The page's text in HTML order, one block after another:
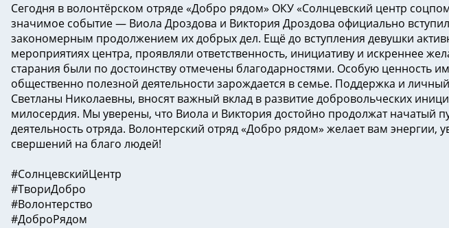
Сегодня в волонтёрском отряде «Добро рядом» ОКУ «Солнцевский центр
значимое событие — Виола Дроздова и Виктория Дроздова официально
закономерным продолжением их добрых дел. Ещё до вступления девушки
мероприятиях центра, проявляли ответственность, инициативу и искреннее
старания были по достоинству отмечены благодарностями. Особую ценность
общественно полезной деятельности зарождается в семье. Поддержка и
Светланы Николаевны, вносят важный вклад в развитие добровольческих
милосердия. Мы уверены, что Виола и Виктория достойно продолжат начатый
деятельность отряда. Волонтерский отряд «Добро рядом» желает вам энергии,
свершений на благо людей!
#СолнцевскийЦентр
#ТвориДобро
#Волонтерство
#ДоброРядом